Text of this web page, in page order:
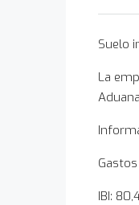
Suelo
La
IBI: